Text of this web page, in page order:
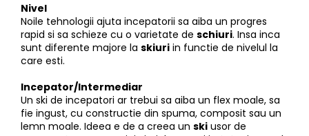
Nivel
Noile tehnologii ajuta incepatorii sa aiba un progres
rapid si sa schieze cu o varietate de schiuri. Insa inca
sunt diferente majore la skiuri in functie de nivelul la
care esti.
Incepator/Intermediar
Un ski de incepatori ar trebui sa aiba un flex moale, sa
fie ingust, cu constructie din spuma, composit sau un
lemn moale. Ideea e de a creea un ski usor de